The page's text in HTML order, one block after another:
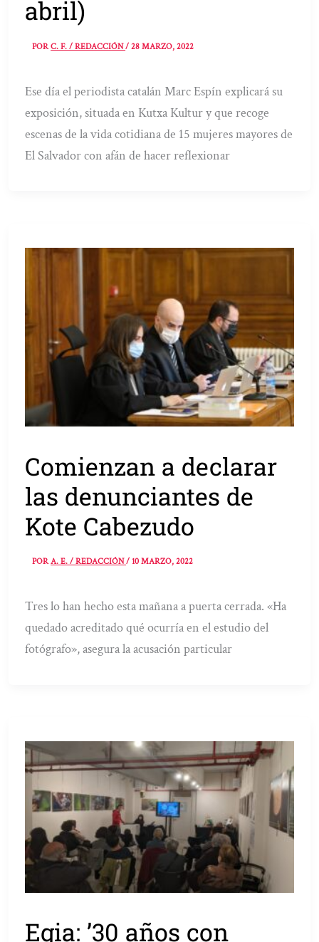
abril)
PORC. F. / REDACCIÓN/28 MARZO, 2022
Ese día el periodista catalán Marc Espín explicará su
exposición, situada en Kutxa Kultur y que recoge
escenas de la vida cotidiana de 15 mujeres mayores de
El Salvador con afán de hacer reflexionar
Comienzan a declarar
las denunciantes de
Kote Cabezudo
PORA. E. / REDACCIÓN/10 MARZO, 2022
Tres lo han hecho esta mañana a puerta cerrada. «Ha
quedado acreditado qué ocurría en el estudio del
fotógrafo», asegura la acusación particular
Egia: ’30 años con